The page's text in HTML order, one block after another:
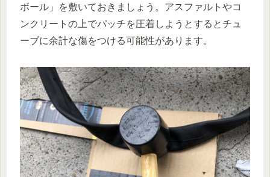
ボール」を敷いておきましょう。アスファルトやコ
ンクリートの上でパッチを圧着しようとするとチュ
ーブに余計な傷をつける可能性があります。